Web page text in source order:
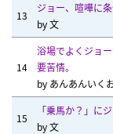
13
ジョー、喧嘩に
by文
14
浴場でよくジョ
要苦情。
by あんあんいく
15
「乗馬か？」に
by文